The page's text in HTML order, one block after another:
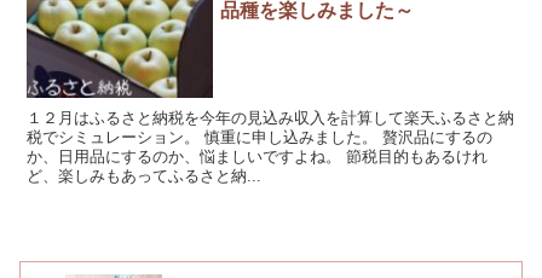
品種を楽しみました～
１２月はふるさと納税を今年の見込み収入を計算して楽天ふるさと納
税でシミュレーション。 慎重に申し込みました。 贅沢品にするの
か、日用品にするのか、悩ましいですよね。 節税目的もあるけれ
ど、楽しみもあってふるさと納...